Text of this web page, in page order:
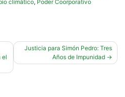
climático, Poder Coorporativo
el
Justicia para Simón Pedro: Tres
Años de Impunidad